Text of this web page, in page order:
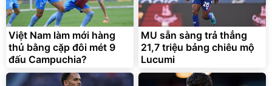
Việt Nam làm mới hàng
thủ bằng cặp đôi mét 9
đấu Campuchia?
MU sẵn sàng trả thẳng
21,7 triệu bảng chiêu mộ
Lucumi